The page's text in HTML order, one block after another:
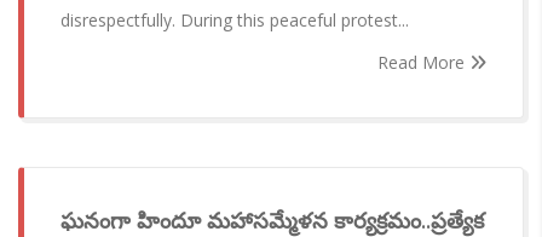
disrespectfully. During this peaceful protest...
Read More
ఘనంగా హిందూ మహాసమ్మేళన కార్యక్రమం..ప్రత్యేక